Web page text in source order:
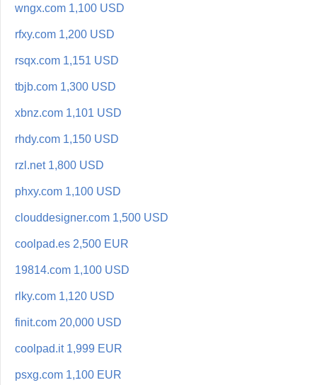
wngx.com 1,100 USD
rfxy.com 1,200 USD
rsqx.com 1,151 USD
tbjb.com 1,300 USD
xbnz.com 1,101 USD
rhdy.com 1,150 USD
rzl.net 1,800 USD
phxy.com 1,100 USD
clouddesigner.com 1,500 USD
coolpad.es 2,500 EUR
19814.com 1,100 USD
rlky.com 1,120 USD
finit.com 20,000 USD
coolpad.it 1,999 EUR
psxg.com 1,100 EUR